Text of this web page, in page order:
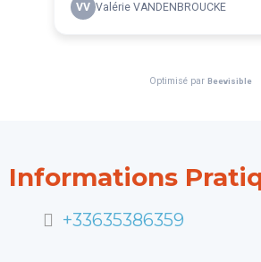
Informations
+33635386359